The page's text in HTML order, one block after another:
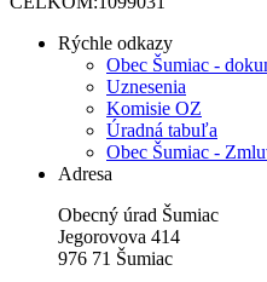
Rýchle odkazy
Obec Šumiac -
Uznesenia
Komisie OZ
Úradná tabuľa
Obec Šumiac -
Adresa
Obecný úrad Šumiac
Jegorovova 414
976 71 Šumiac